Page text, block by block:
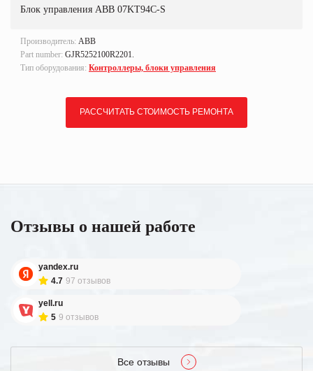
Блок управления ABB 07KT94C-S
Производитель: ABB
Part number: GJR5252100R2201.
Тип оборудования: Контроллеры, блоки управления
РАССЧИТАТЬ СТОИМОСТЬ РЕМОНТА
Отзывы о нашей работе
yandex.ru
4.7 97 отзывов
yell.ru
5 9 отзывов
Все отзывы